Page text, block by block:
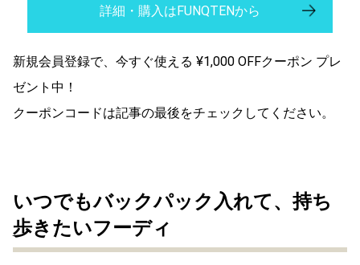
詳細・購入はFUNQTENから
新規会員登録で、今すぐ使える ¥1,000 OFFクーポン プレ
ゼント中！
クーポンコードは記事の最後をチェックしてください。
いつでもバックパック入れて、持ち
歩きたいフーディ